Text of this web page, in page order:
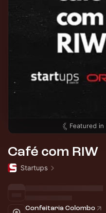
Featured in
Café com RIW
Startups
Confeitaria Colombo